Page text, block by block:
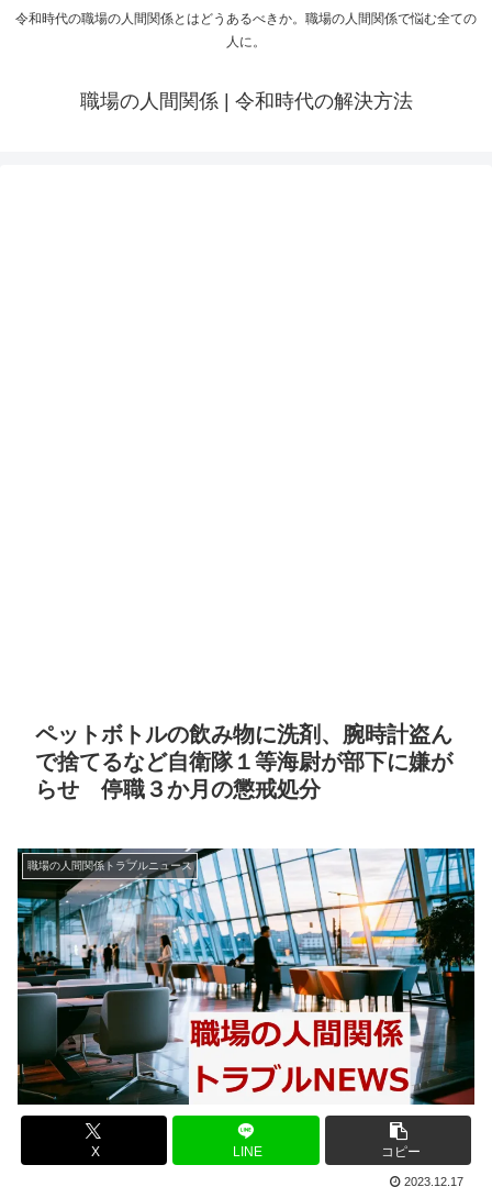
令和時代の職場の人間関係とはどうあるべきか。職場の人間関係で悩む全ての
人に。
職場の人間関係 | 令和時代の解決方法
ペットボトルの飲み物に洗剤、腕時計盗ん
で捨てるなど自衛隊１等海尉が部下に嫌が
らせ 停職３か月の懲戒処分
職場の人間関係トラブルニュース
X LINE コピー
2023.12.17